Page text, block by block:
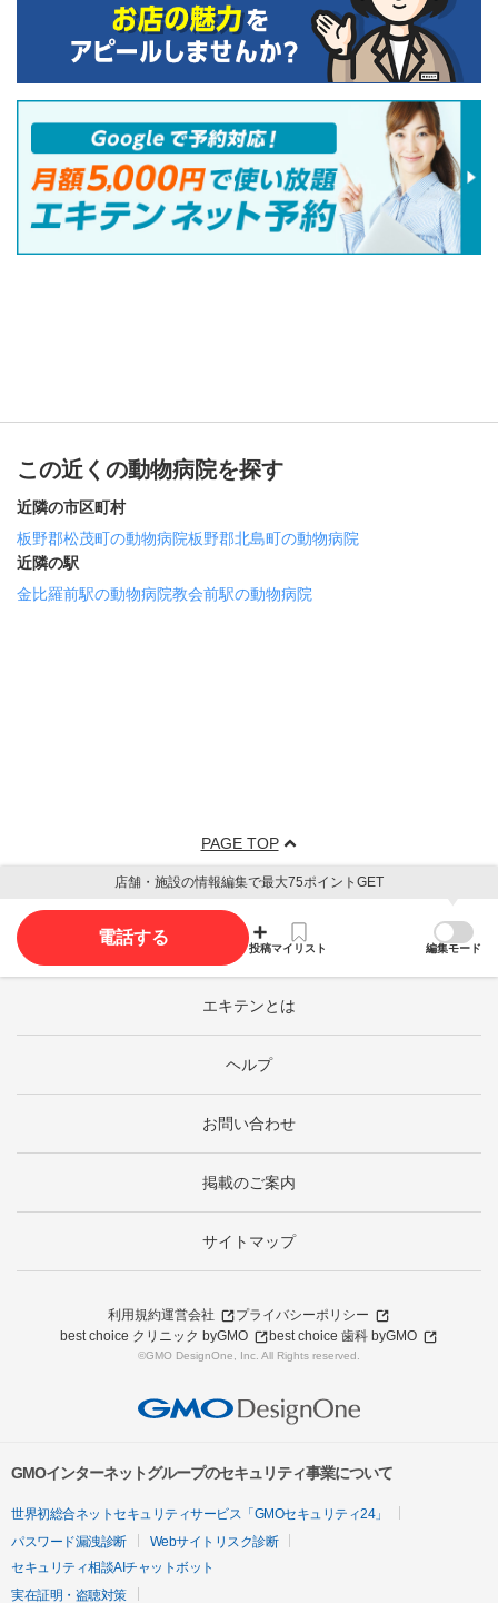
この近くの動物病院を探す
近隣の市区町村
板野郡松茂町の動物病院板野郡北島町の動物病院
近隣の駅
金比羅前駅の動物病院教会前駅の動物病院
PAGE TOP
店舗・施設の情報編集で最大75ポイントGET
電話する
投稿マイリスト 編集モード
エキテンとは
ヘルプ
お問い合わせ
掲載のご案内
サイトマップ
利用規約運営会社
プライバシーポリシー
best choice クリニック byGMO
best choice 歯科 byGMO
©GMO DesignOne, Inc. All Rights reserved.
GMOインターネットグループのセキュリティ事業について
世界初総合ネットセキュリティサービス「GMOセキュリティ24」
パスワード漏洩診断
Webサイトリスク診断
セキュリティ相談AIチャットボット
実在証明・盗聴対策